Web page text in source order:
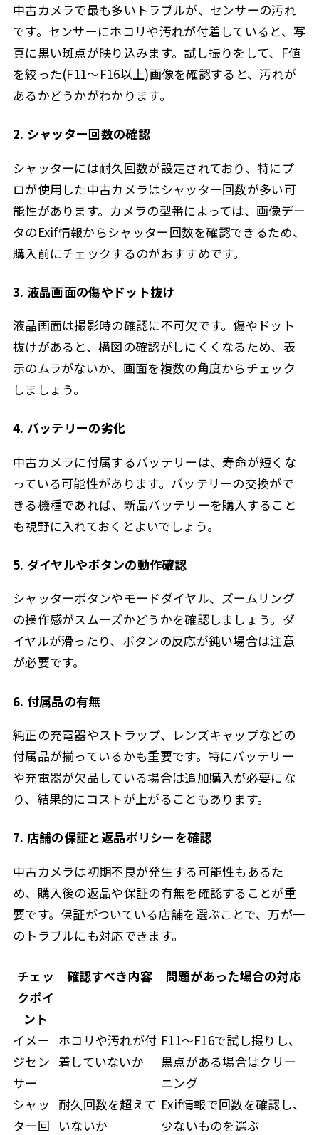
中古カメラで最も多いトラブルが、センサーの汚れ
です。センサーにホコリや汚れが付着していると、写
真に黒い斑点が映り込みます。試し撮りをして、F値
を絞った(F11〜F16以上)画像を確認すると、汚れが
あるかどうかがわかります。
2. シャッター回数の確認
シャッターには耐久回数が設定されており、特にプ
ロが使用した中古カメラはシャッター回数が多い可
能性があります。カメラの型番によっては、画像デー
タのExif情報からシャッター回数を確認できるため、
購入前にチェックするのがおすすめです。
3. 液晶画面の傷やドット抜け
液晶画面は撮影時の確認に不可欠です。傷やドット
抜けがあると、構図の確認がしにくくなるため、表
示のムラがないか、画面を複数の角度からチェック
しましょう。
4. バッテリーの劣化
中古カメラに付属するバッテリーは、寿命が短くな
っている可能性があります。バッテリーの交換がで
きる機種であれば、新品バッテリーを購入すること
も視野に入れておくとよいでしょう。
5. ダイヤルやボタンの動作確認
シャッターボタンやモードダイヤル、ズームリング
の操作感がスムーズかどうかを確認しましょう。ダ
イヤルが滑ったり、ボタンの反応が鈍い場合は注意
が必要です。
6. 付属品の有無
純正の充電器やストラップ、レンズキャップなどの
付属品が揃っているかも重要です。特にバッテリー
や充電器が欠品している場合は追加購入が必要にな
り、結果的にコストが上がることもあります。
7. 店舗の保証と返品ポリシーを確認
中古カメラは初期不良が発生する可能性もあるた
め、購入後の返品や保証の有無を確認することが重
要です。保証がついている店舗を選ぶことで、万が一
のトラブルにも対応できます。
チェッ
クポイ
ント
確認すべき内容 問題があった場合の対応
イメー
ジセン
サー
ホコリや汚れが付
着していないか
F11〜F16で試し撮りし、
黒点がある場合はクリー
ニング
シャッ
ター回
耐久回数を超えて
いないか
Exif情報で回数を確認し、
少ないものを選ぶ